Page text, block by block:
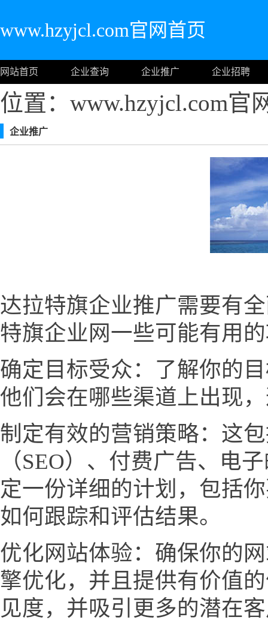
www.hzyjcl.com官网首页
网站首页 企业查询 企业推广 企业招聘
位置：www.hzyjcl.com官
企业推广
达拉特旗企业推广需要有
特旗企业网一些可能有用
确定目标受众：了解你的
他们会在哪些渠道上出现
制定有效的营销策略：这
（SEO）、付费广告、电
定一份详细的计划，包括
如何跟踪和评估结果。
优化网站体验：确保你的
擎优化，并且提供有价值
见度，并吸引更多的潜在